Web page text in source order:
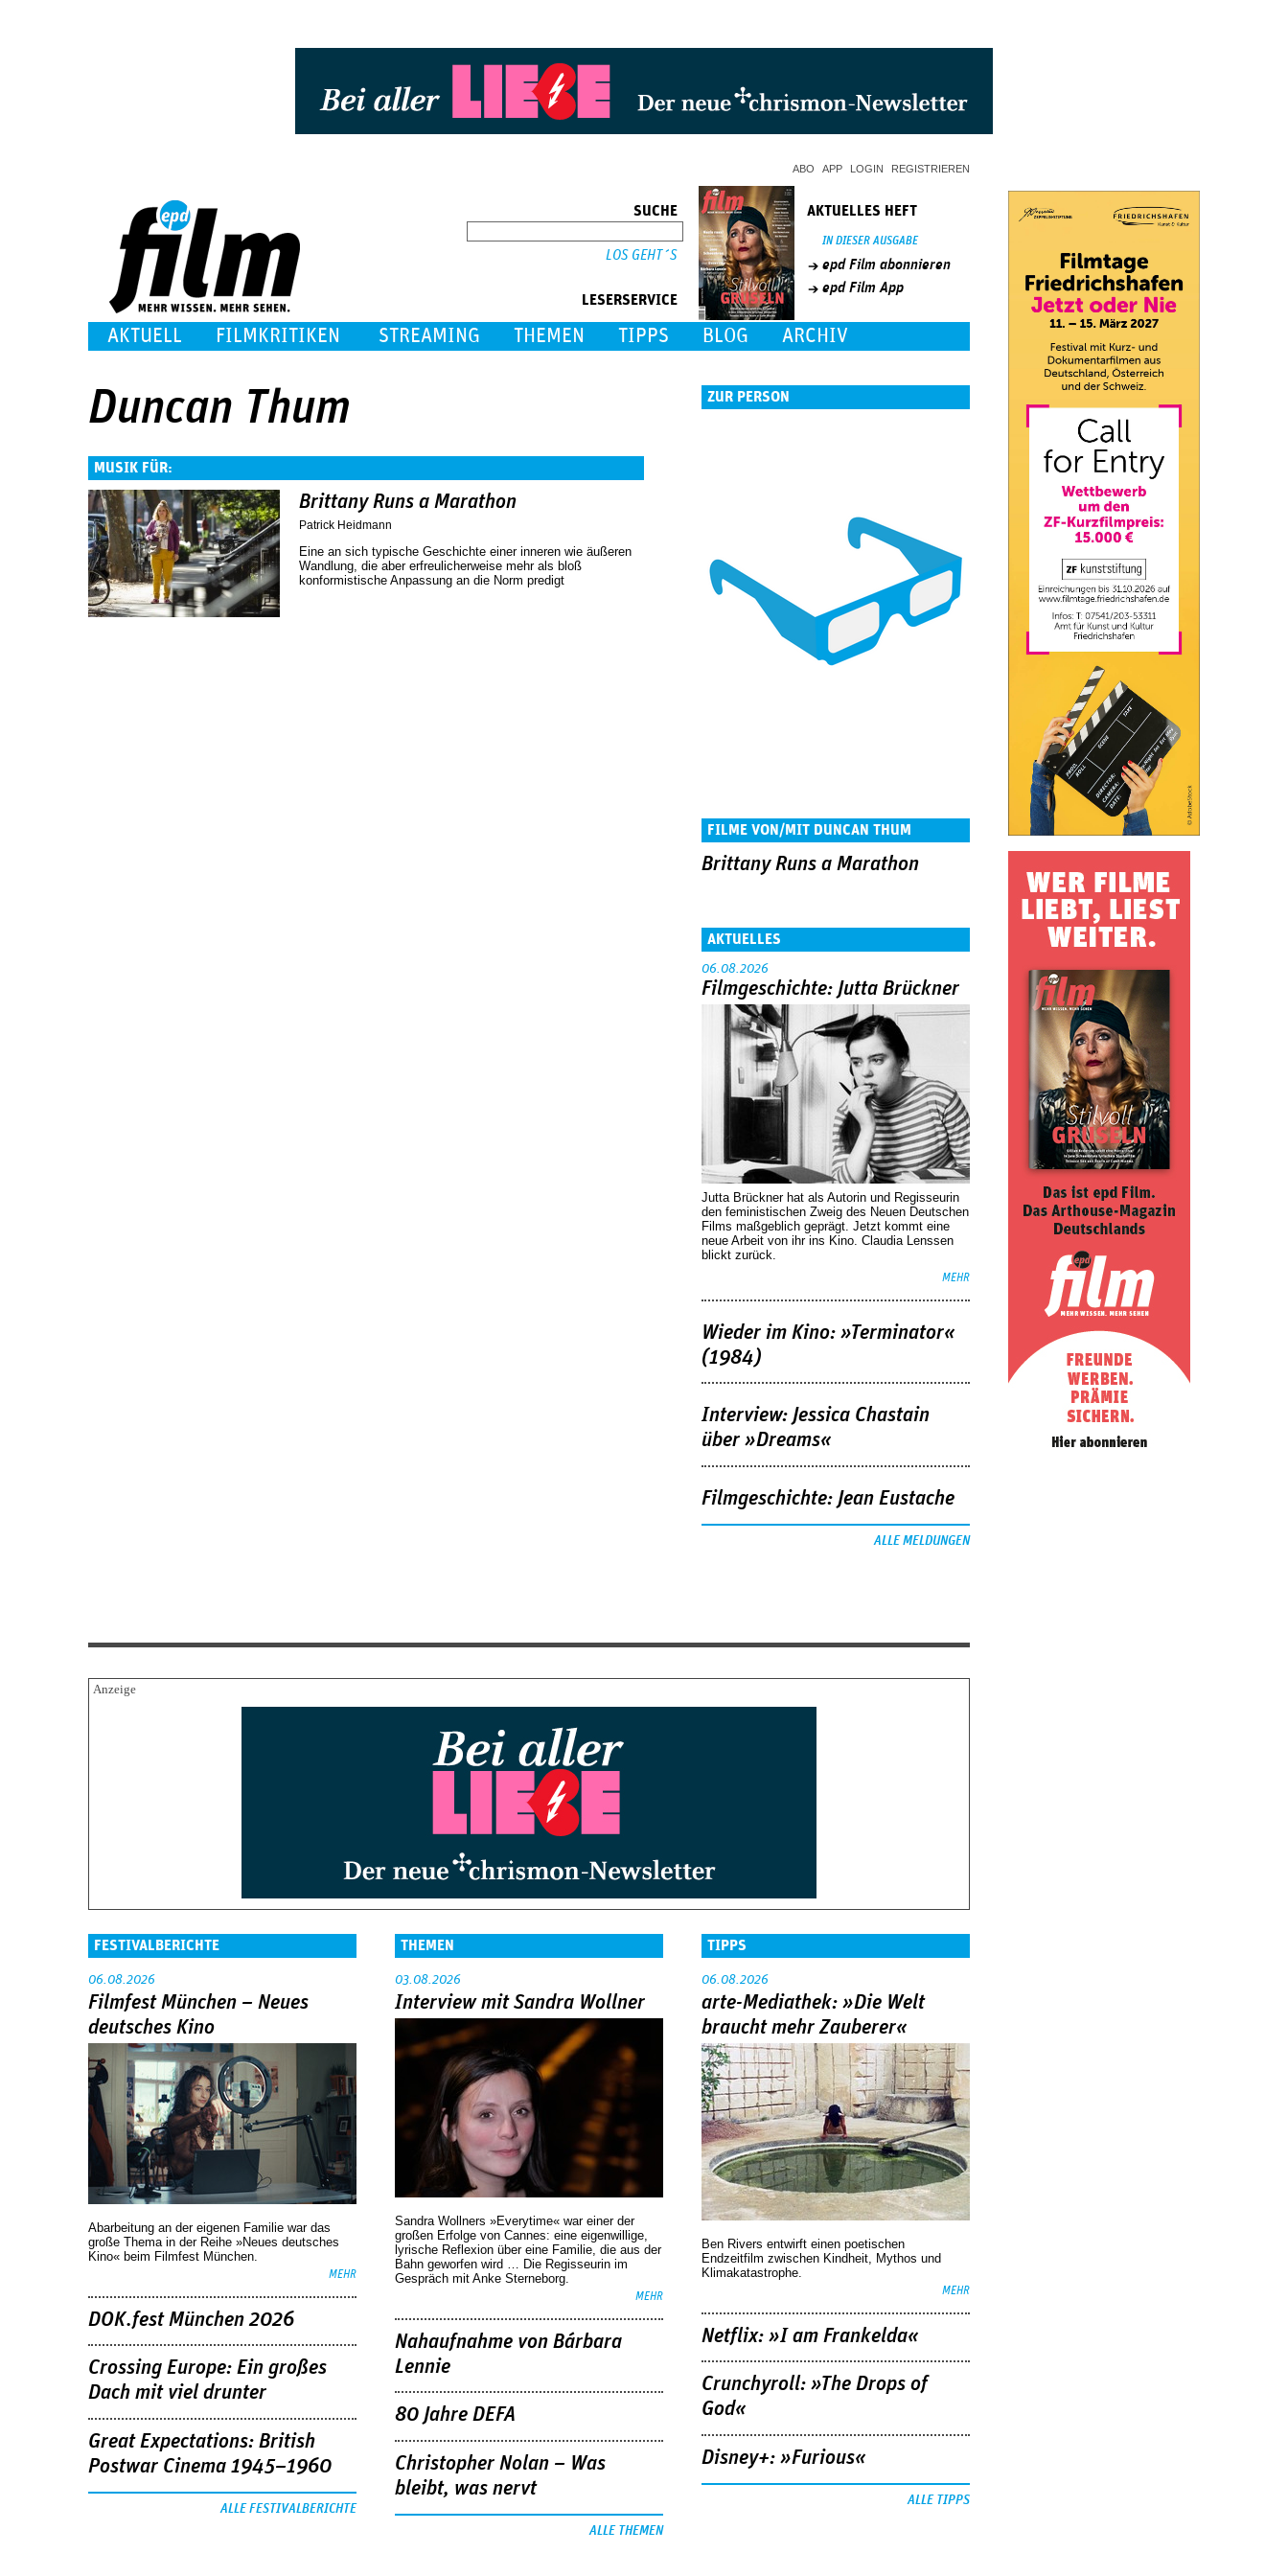
ABO APP LOGIN REGISTRIEREN
SUCHE
LESERSERVICE
AKTUELLES HEFT
IN DIESER AUSGABE
epd Film abonnieren
epd Film App
AKTUELL FILMKRITIKEN STREAMING THEMEN TIPPS BLOG ARCHIV
Duncan Thum
MUSIK FÜR:
Brittany Runs a Marathon
Patrick Heidmann
Eine an sich typische Geschichte einer inneren wie äußeren
Wandlung, die aber erfreulicherweise mehr als bloß
konformistische Anpassung an die Norm predigt
ZUR PERSON
FILME VON/MIT DUNCAN THUM
Brittany Runs a Marathon
AKTUELLES
06.08.2026
Filmgeschichte: Jutta Brückner
Jutta Brückner hat als Autorin und Regisseurin
den feministischen Zweig des Neuen Deutschen
Films maßgeblich geprägt. Jetzt kommt eine
neue Arbeit von ihr ins Kino. Claudia Lenssen
blickt zurück.
MEHR
Wieder im Kino: »Terminator«
(1984)
Interview: Jessica Chastain
über »Dreams«
Filmgeschichte: Jean Eustache
ALLE MELDUNGEN
FESTIVALBERICHTE
06.08.2026
Filmfest München – Neues
deutsches Kino
Abarbeitung an der eigenen Familie war das
große Thema in der Reihe »Neues deutsches
Kino« beim Filmfest München.
MEHR
DOK.fest München 2026
Crossing Europe: Ein großes
Dach mit viel drunter
Great Expectations: British
Postwar Cinema 1945–1960
ALLE FESTIVALBERICHTE
THEMEN
03.08.2026
Interview mit Sandra Wollner
Sandra Wollners »Everytime« war einer der
großen Erfolge von Cannes: eine eigenwillige,
lyrische Reflexion über eine ­Familie, die aus der
Bahn geworfen wird … Die Regisseurin im
Gespräch mit Anke Sterneborg.
MEHR
Nahaufnahme von Bárbara
Lennie
80 Jahre DEFA
Christopher Nolan – Was
bleibt, was nervt
ALLE THEMEN
TIPPS
06.08.2026
arte-Mediathek: »Die Welt
braucht mehr Zauberer«
Ben Rivers entwirft einen poetischen
Endzeitfilm zwischen Kindheit, Mythos und
Klimakatastrophe.
MEHR
Netflix: »I am Frankelda«
Crunchyroll: »The Drops of
God«
Disney+: »Furious«
ALLE TIPPS